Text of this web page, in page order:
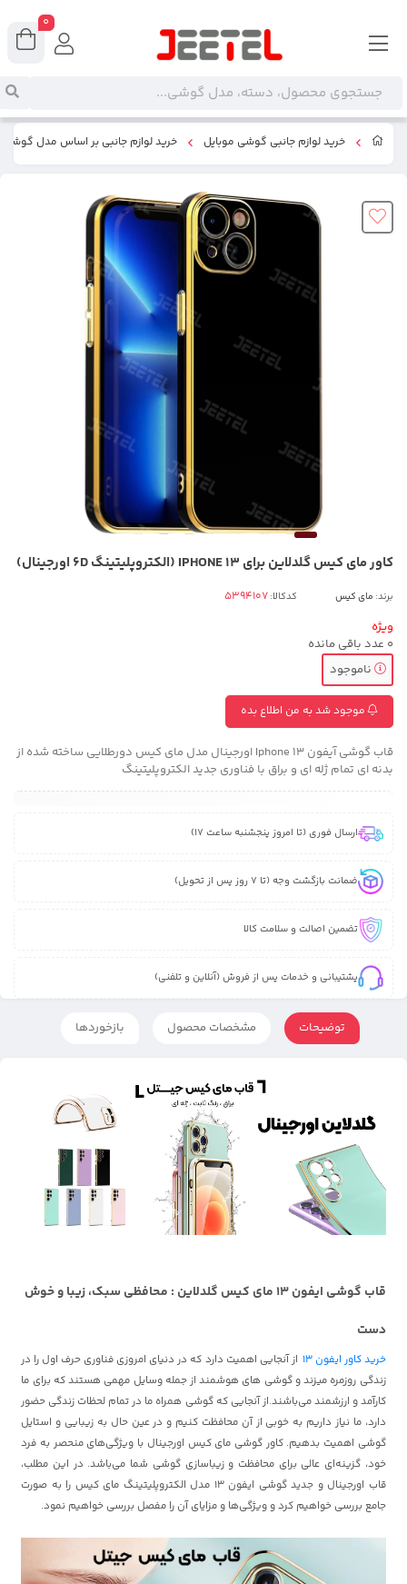
خرید لوازم جانبی گوشی موبایل خرید لوازم جانبی بر اساس مدل گوشی
کاور مای کیس گلدلاین برای IPHONE 13 (الکتروپلیتینگ 6D اورجینال)
برند: مای کیس کدکالا:
ویژه
0 عدد باقی مانده
ناموجود
موجود شد به من اطلاع بده
قاب گوشی آیفون Iphone 13 اورجینال مدل مای کیس دورطلایی ساخته شده از
بدنه ای تمام ژله ای و براق با فناوری جدید الکتروپلیتینگ
ارسال فوری (تا امروز پنجشنبه ساعت 17)
ضمانت بازگشت وجه (تا 7 روز پس از تحویل)
تضمین اصالت و سلامت کالا
پشتیبانی و خدمات پس از فروش (آنلاین و تلفنی)
توضیحات مشخصات محصول بازخوردها
قاب گوشی ایفون 13 مای کیس گلدلاین : محافظی سبک، زیبا و خوش
دست
خرید کاور ایفون 13
از آنجایی اهمیت دارد که در دنیای امروزی فناوری حرف اول را در
زندگی روزمره میزند و گوشی های هوشمند از جمله وسایل مهمی هستند که برای ما
کارآمد و ارزشمند می‌باشند.از آنجایی که گوشی همراه ما در تمام لحظات زندگی حضور
دارد، ما نیاز داریم به خوبی از آن محافظت کنیم و در عین حال به زیبایی و استایل
گوشی اهمیت بدهیم. کاور گوشی مای کیس اورجینال با ویژگی‌های منحصر به فرد
خود، گزینه‌ای عالی برای محافظت و زیباسازی گوشی شما می‌باشد. در این مطلب،
قاب اورجینال و جدید گوشی ایفون 13 مدل الکتروپلیتینگ مای کیس را به صورت
جامع بررسی خواهیم کرد و ویژگی‌ها و مزایای آن را مفصل بررسی خواهیم نمود.
0